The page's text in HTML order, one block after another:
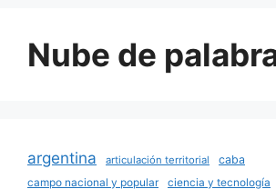
Nube de
argentina articulación territorial
caba
campo nacional y popular
ciencia y tecnología